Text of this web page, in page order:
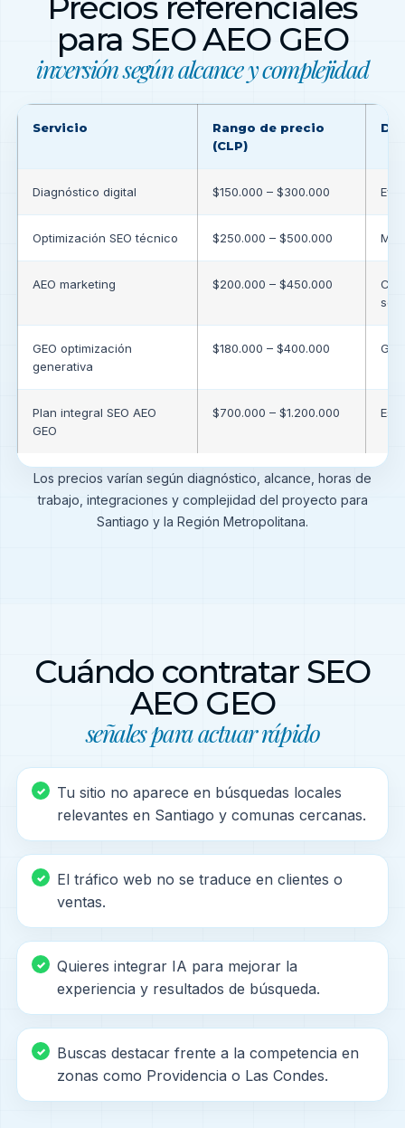
para SEO AEO GEO
inversión según alcance y complejidad
Servicio
Rango de precio
(CLP)
Diagnóstico digital $150.000 – $300.000
Optimización SEO técnico $250.000 – $500.000
AEO marketing $200.000 – $450.000
GEO optimización
generativa
$180.000 – $400.000
Plan integral SEO AEO
GEO
$700.000 – $1.200.000
Los precios varían según diagnóstico, alcance, horas de
trabajo, integraciones y complejidad del proyecto para
Santiago y la Región Metropolitana.
Cuándo contratar SEO
AEO GEO
señales para actuar rápido
Tu sitio no aparece en búsquedas locales
relevantes en Santiago y comunas cercanas.
El tráfico web no se traduce en clientes o
ventas.
Quieres integrar IA para mejorar la
experiencia y resultados de búsqueda.
Buscas destacar frente a la competencia en
zonas como Providencia o Las Condes.